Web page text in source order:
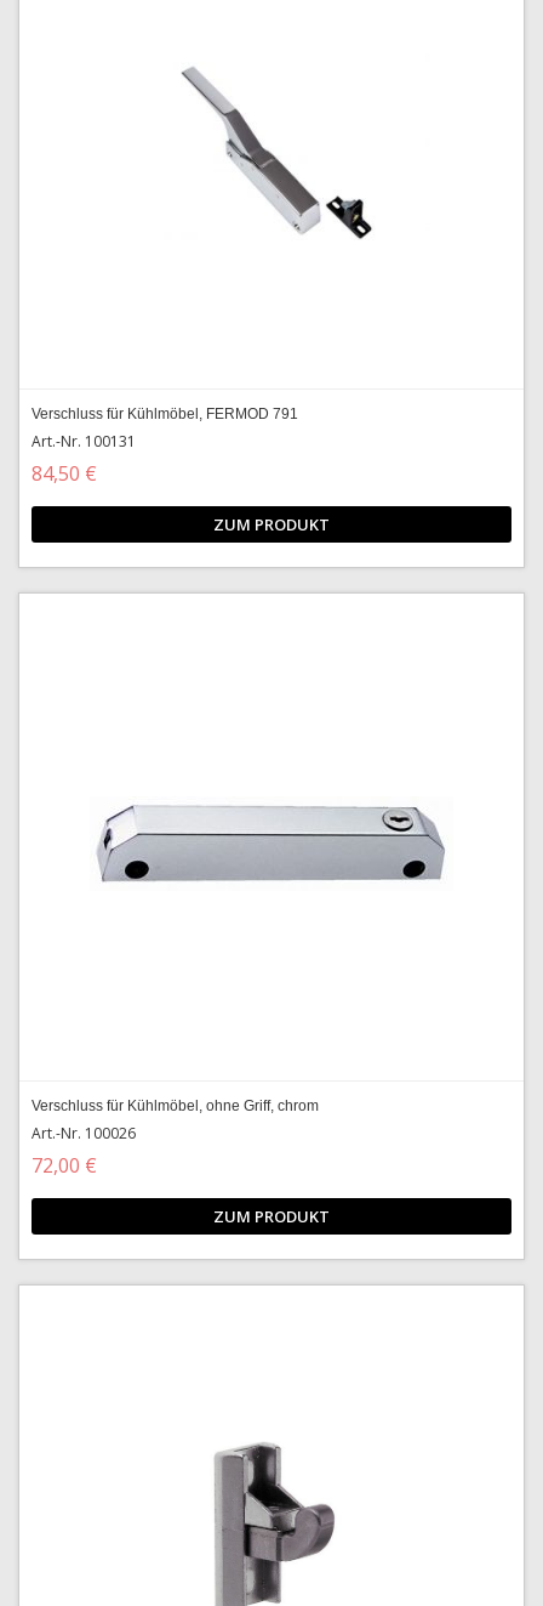
Verschluss für Kühlmöbel, FERMOD 791
Art.-Nr. 100131
84,50 €
ZUM PRODUKT
Verschluss für Kühlmöbel, ohne Griff, chrom
Art.-Nr. 100026
72,00 €
ZUM PRODUKT